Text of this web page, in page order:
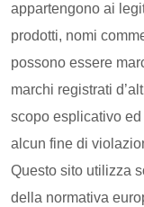
appartengono ai
prodotti, nomi
possono essere
marchi registrati
scopo esplicativo
alcun fine di
Questo sito utilizza
della normativa